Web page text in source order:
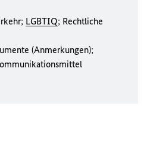
LGBTIQ; Rechtliche
(Anmerkungen);